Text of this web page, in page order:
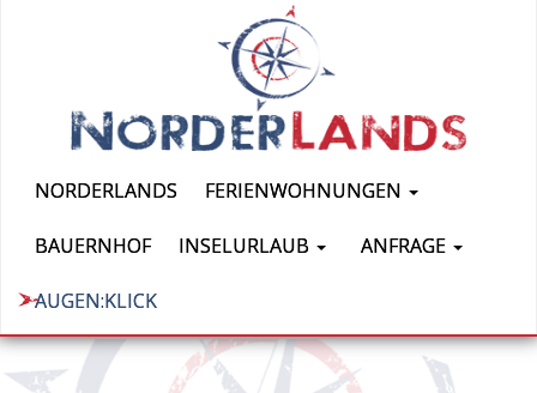
NORDERLANDS FERIENWOHNUNGEN
BAUERNHOF INSELURLAUB ANFRAGE
AUGEN:KLICK